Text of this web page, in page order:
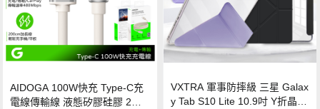
AIDOGA 100W快充 Type-C充
電線傳輸線 液態矽膠硅膠 2M
VXTRA 軍事防摔級 三星 Galax
y Tab S10 Lite 10.9吋 Y折晶透